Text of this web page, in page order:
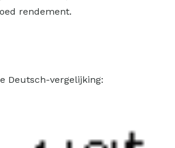
rendement.
Deutsch-vergelijking: